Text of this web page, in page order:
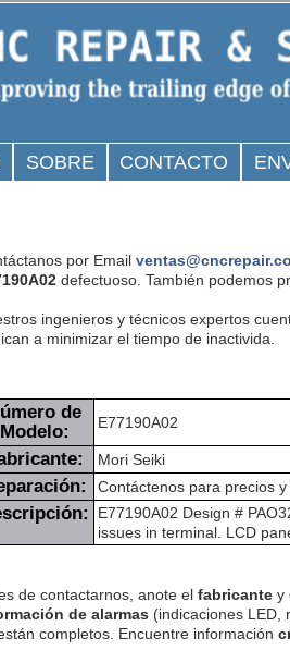
SOBRE CONTACTO
por Email
defectuoso. También podemos
ingenieros y técnicos expertos
a minimizar el tiempo de inactivida.
de
Modelo:
E77190A02
Mori Seiki
Contáctenos para precios
E77190A02 Design #
issues in terminal. LCD
de contactarnos, anote el fabricantey
de alarmas (indicaciones LED,
completos. Encuentre información